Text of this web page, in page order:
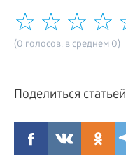
(0 голосов, в среднем 0)
Поделиться статьей